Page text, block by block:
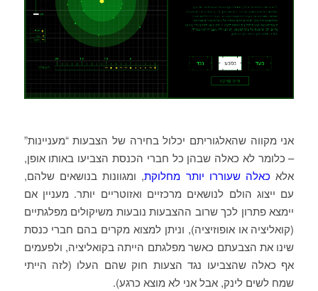
אני מקווה שהאלגוריתם יכלול בחירה של הצבעות “מעניינות”
– כלומר לא כאלה שבהן כל חברי הכנסת הצביעו באותו אופן,
אלא כאלה שעוררו יותר מחלוקת, ומגוונות בנושאים שלהם,
עם ייצוג הולם לנושאים מרכזיים ואזוטריים יותר. מעניין אם
יימצא פתרון לכך שרוב ההצבעות נובעות משיקולים מפלגתיים
(קואליציה או אופוזיציה), וניתן למצוא מקרים בהם חברי כנסת
שינו את הצבעתם כאשר מפלגתם הייתה בקואליציה, ולפעמים
אף כאלה שהצביעו נגד הצעות חוק שהם העלו (לזה הייתי
שמח לשים לינק, אבל אני לא מוצא כרגע).